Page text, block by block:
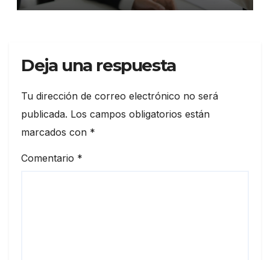
Deja una respuesta
Tu dirección de correo electrónico no será
publicada. Los campos obligatorios están
marcados con *
Comentario *